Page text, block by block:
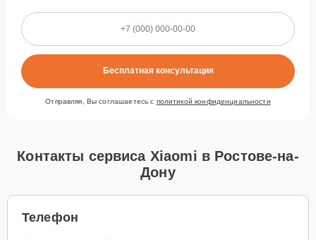
Бесплатная консультация
Отправляя, Вы соглашаетесь с политикой конфиденциальности
Контакты сервиса Xiaomi в Ростове-на-
Дону
Телефон